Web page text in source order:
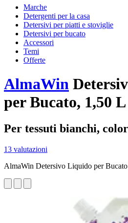
Marche
Detergenti per la casa
Detersivi per piatti e stoviglie
Detersivi per bucato
Accessori
Temi
Offerte
AlmaWin
per Bucato, 1,50 L
Per tessuti bianchi,
13 valutazioni
AlmaWin Detersivo Liquido per Bucato